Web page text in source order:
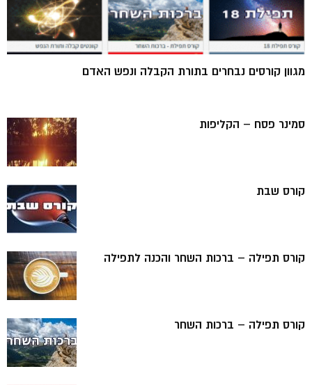
מגוון קורסים נבחרים בתורת הקבלה ונפש האדם
סמינר פסח – הקליפות
קורס שבת
קורס תפילה – ברכות השחר והכנה לתפילה
קורס תפילה – ברכות השחר